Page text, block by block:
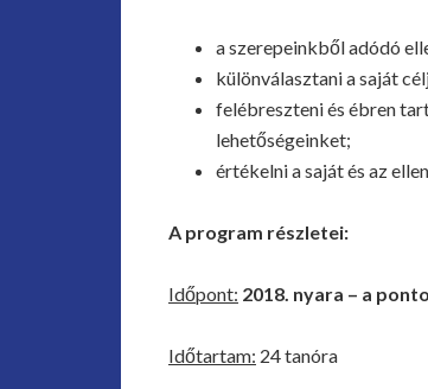
a szerepeinkből adódó
különválasztani a saját
felébreszteni és ébren
lehetőségeinket;
értékelni a saját és az
A program részletei:
Időpont: 2018. nyara – a
Időtartam: 24 tanóra